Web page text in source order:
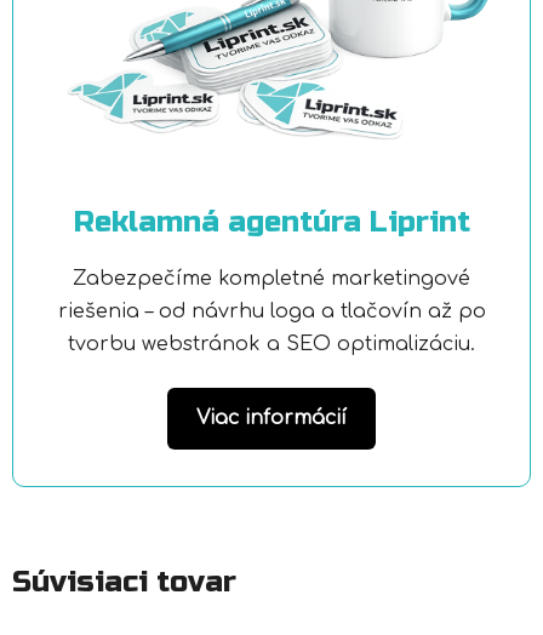
Reklamná agentúra Liprint
Zabezpečíme kompletné marketingové
riešenia – od návrhu loga a tlačovín až po
tvorbu webstránok a SEO optimalizáciu.
Viac informácií
Súvisiaci tovar